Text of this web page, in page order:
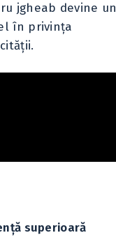
jgheab devine un
în privinţa
superioară